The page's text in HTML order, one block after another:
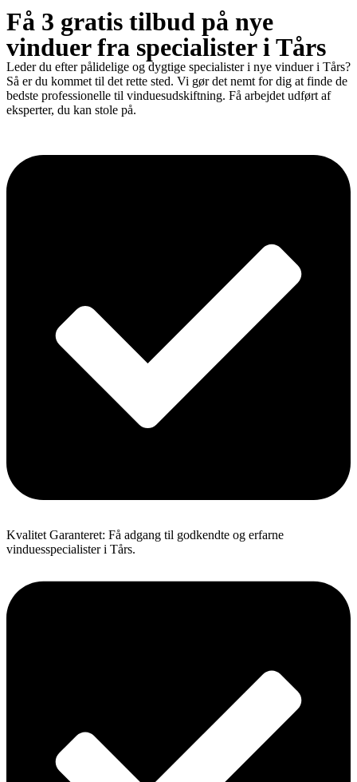
Få 3 gratis tilbud på nye
vinduer fra specialister i Tårs
Leder du efter pålidelige og dygtige specialister i nye vinduer i Tårs?
Så er du kommet til det rette sted. Vi gør det nemt for dig at finde de
bedste professionelle til vinduesudskiftning. Få arbejdet udført af
eksperter, du kan stole på.
Kvalitet Garanteret: Få adgang til godkendte og erfarne
vinduesspecialister i Tårs.